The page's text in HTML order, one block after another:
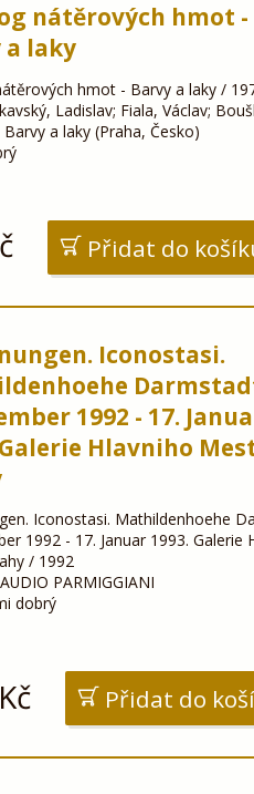
nátěrových hmot -
a laky
hmot - Barvy a laky /
Ladislav; Fiala, Václav;
Barvy a laky (Praha, Česko)
Přidat do
Iconostasi.
1992 - 17.
Hlavniho
Iconostasi. Mathildenhoehe
1992 - 17. Januar 1993. Galerie
/ 1992
PARMIGGIANI
dobrý
Kč Přidat do